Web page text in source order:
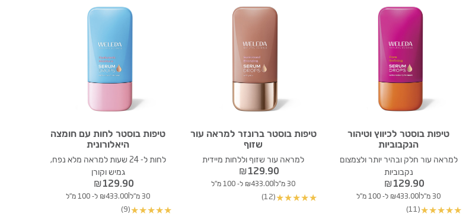
טיפות בוסטר לכיווץ וטיהור
הנקבוביות
למראה עור חלק ובהיר יותר ולצמצום
נקבוביות
₪129.90
30 מ"ל | ₪433.00 ל- 100 מ"ל
★
★
★
★
★
(11)
טיפות בוסטר ברונזר למראה עור
שזוף
למראה עור שזוף וללחות מיידית
₪129.90
30 מ"ל | ₪433.00 ל- 100 מ"ל
★
★
★
★
★
(12)
טיפות בוסטר לחות עם חומצה
היאלורונית
לחות ל- 24 שעות למראה מלא נפח,
גמיש וקורן
₪129.90
30 מ"ל | ₪433.00 ל- 100 מ"ל
★
★
★
★
★
(9)